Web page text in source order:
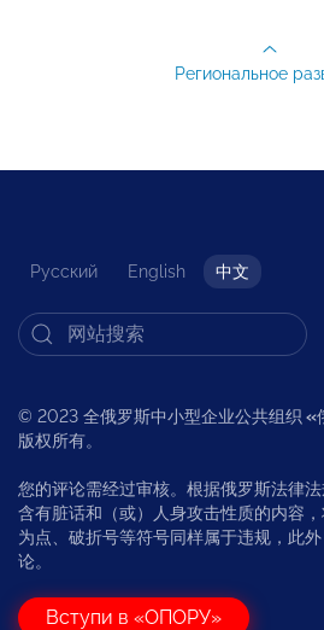
Региональное
Русский English 中文
© 2023 全俄罗斯中小型企业公共组织 «
版权所有。
您的评论需经过审核。根据俄罗斯法律
含有脏话和（或）人身攻击性质的内容
为点、破折号等符号同样属于违规，此
论。
Вступи в «ОПОРУ»